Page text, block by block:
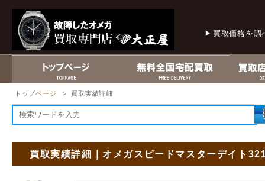
買取価格を調
トップページ > 買取実績詳細
買取実績詳細｜オメガスピードマスターデイト